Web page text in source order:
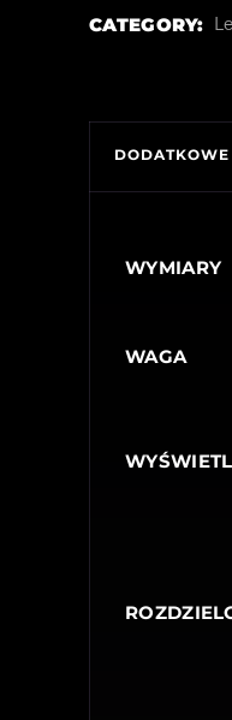
CATEGORY:
WYMIARY
WAGA